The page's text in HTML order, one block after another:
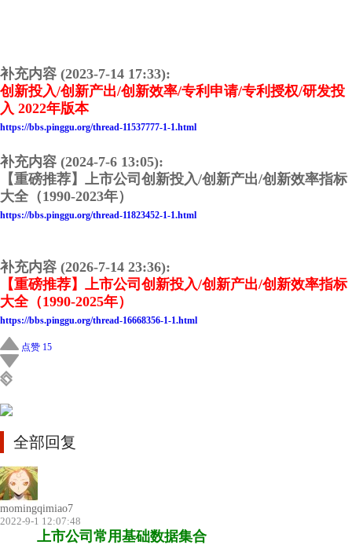
补充内容 (2023-7-14 17:33):
创新投入/创新产出/创新效率/专利申请/专利授权/研发投
入 2022年版本
https://bbs.pinggu.org/thread-11537777-1-1.html
补充内容 (2024-7-6 13:05):
【重磅推荐】上市公司创新投入/创新产出/创新效率指标
大全（1990-2023年）
https://bbs.pinggu.org/thread-11823452-1-1.html
补充内容 (2026-7-14 23:36):
【重磅推荐】上市公司创新投入/创新产出/创新效率指标
大全（1990-2025年）
https://bbs.pinggu.org/thread-16668356-1-1.html
点赞 15
全部回复
momingqimiao7
2022-9-1 12:07:48
上市公司常用基础数据集合